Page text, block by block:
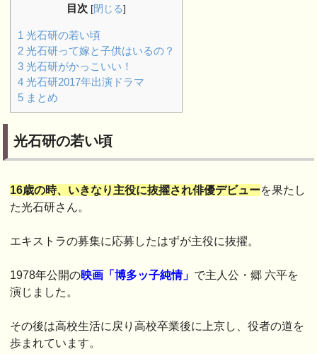
目次 [閉じる]
1 光石研の若い頃
2 光石研って嫁と子供はいるの？
3 光石研がかっこいい！
4 光石研2017年出演ドラマ
5 まとめ
光石研の若い頃
16歳の時、いきなり主役に抜擢され俳優デビューを果たし
た光石研さん。
エキストラの募集に応募したはずが主役に抜擢。
1978年公開の映画「博多ッ子純情」 で主人公・郷 六平を
演じました。
その後は高校生活に戻り高校卒業後に上京し、役者の道を
歩まれています。